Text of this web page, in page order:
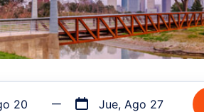
20 Jue, Ago 27